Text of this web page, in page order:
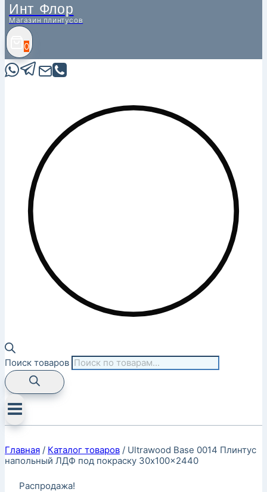
Инт Флор
Магазин плинтусов
0
Поиск товаров
Главная / Каталог товаров / Ultrawood Base 0014 Плинтус
напольный ЛДФ под покраску 30x100x2440
Распродажа!